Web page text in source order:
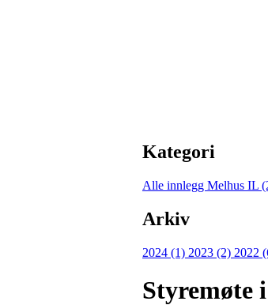
Kategori
Alle innlegg Melhus IL
Arkiv
2024 (1) 2023 (2) 2022
Styremøte